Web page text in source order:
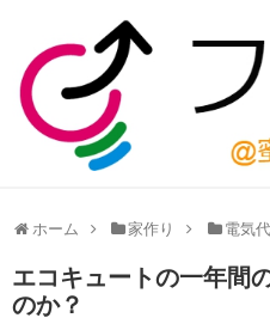
ホーム 家作り 電気代
エコキュートの一年間
のか？